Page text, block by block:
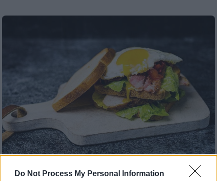
Do Not Process My Personal Information
Food & Drink|15.04.2022 20:46